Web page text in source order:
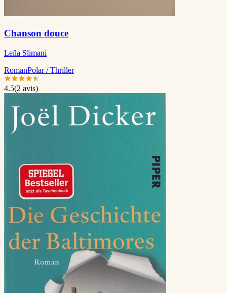
Chanson douce
Leïla Slimani
RomanPolar / Thriller
4.5(2 avis)